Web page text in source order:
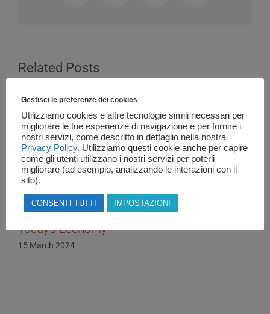
Related Posts
The Crucial Role of
ESG Reporting in
Today’s Economy
15 March 2024
L as in Licensing
14 October 2023
Gestisci le preferenze dei cookies
Utilizziamo cookies e altre tecnologie simili necessari per
migliorare le tue esperienze di navigazione e per fornire i
nostri servizi, come descritto in dettaglio nella nostra
Privacy Policy. Utilizziamo questi cookie anche per capire
come gli utenti utilizzano i nostri servizi per poterli
migliorare (ad esempio, analizzando le interazioni con il
sito).
CONSENTI TUTTI IMPOSTAZIONI